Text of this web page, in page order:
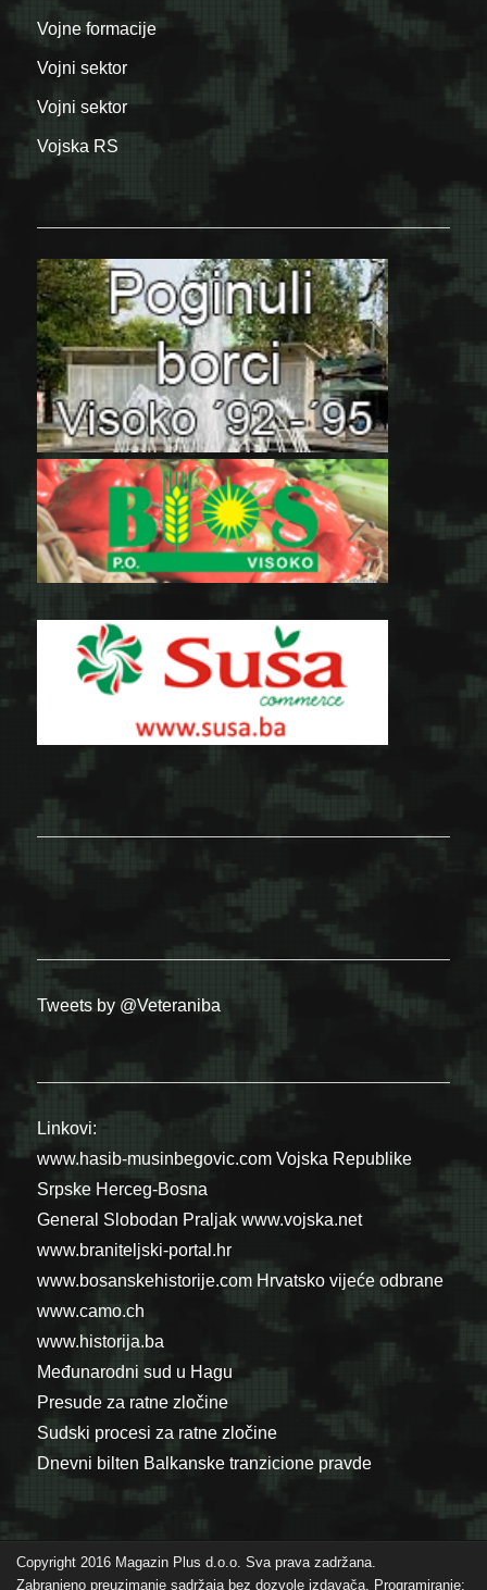
Vojne formacije
Vojni sektor
Vojni sektor
Vojska RS
Tweets by @Veteraniba
Linkovi:
www.hasib-musinbegovic.com Vojska Republike
Srpske Herceg-Bosna
General Slobodan Praljak www.vojska.net
www.braniteljski-portal.hr
www.bosanskehistorije.com Hrvatsko vijeće odbrane
www.camo.ch
www.historija.ba
Međunarodni sud u Hagu
Presude za ratne zločine
Sudski procesi za ratne zločine
Dnevni bilten Balkanske tranzicione pravde
Copyright 2016 Magazin Plus d.o.o. Sva prava zadržana.
Zabranjeno preuzimanje sadržaja bez dozvole izdavača. Programiranje: